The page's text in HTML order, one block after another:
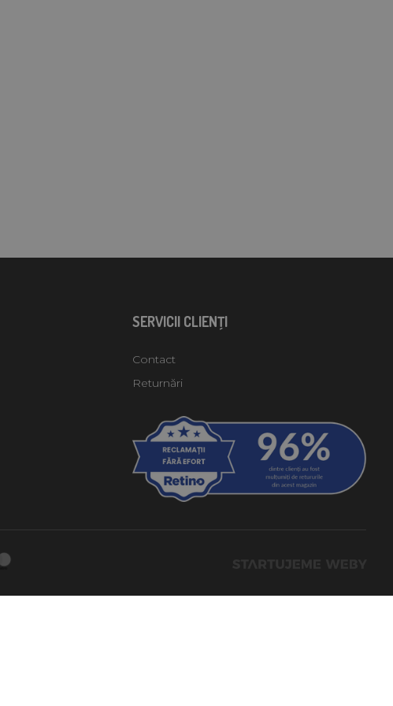
SERVICII CLIENŢI
Contact
Returnări